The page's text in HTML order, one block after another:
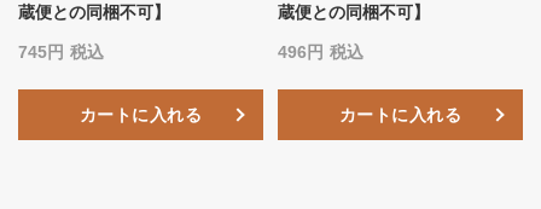
蔵便との同梱不可】
745 税込
カートに入れる
蔵便との同梱不可】
496 税込
カートに入れる